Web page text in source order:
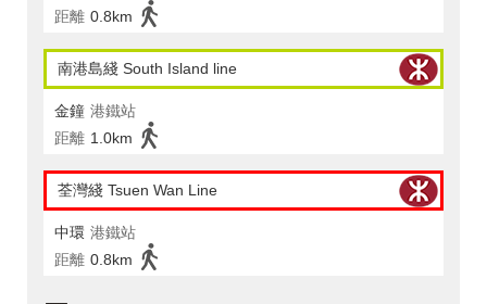
距離 0.8km
南港島綫 South Island line
金鐘 港鐵站
距離 1.0km
荃灣綫 Tsuen Wan Line
中環 港鐵站
距離 0.8km